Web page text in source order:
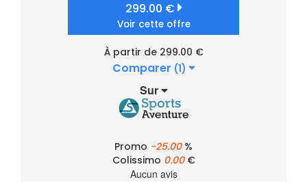
299.00 €
Voir cette offre
À partir de 299.00 €
Comparer (1)
Sur
Promo -25.00%
Colissimo 0.00€
Aucun avis